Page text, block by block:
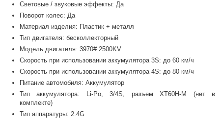
Световые / звуковые эффекты: Да
Поворот колес: Да
Материал изделия: Пластик + металл
Тип двигателя: бесколлекторный
Модель двигателя: 3970# 2500KV
Скорость при использовании аккумулятора 3S: до 60 км/ч
Скорость при использовании аккумулятора 4S: до 80 км/ч
Питание автомобиля: Аккумулятор
Тип аккумулятора: Li-Po, 3/4S, разъем ХТ60Н-М (нет в
комплекте)
Тип аппаратуры: 2.4G